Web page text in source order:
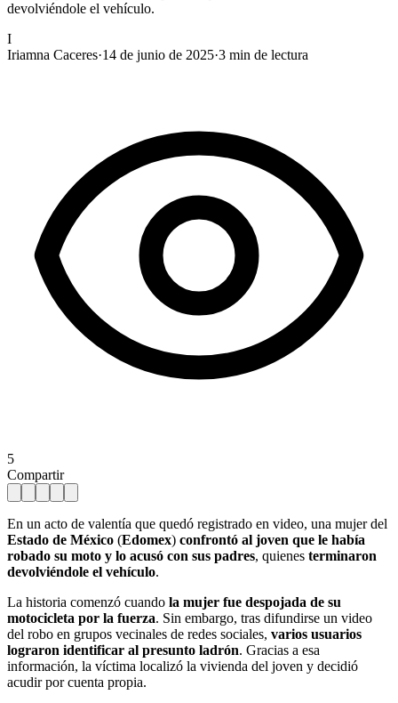
devolviéndole el vehículo.
I
Iriamna Caceres·14 de junio de 2025·3 min de lectura
5
Compartir
En un acto de valentía que quedó registrado en video, una mujer del
Estado de México (Edomex) confrontó al joven que le había
robado su moto y lo acusó con sus padres, quienes terminaron
devolviéndole el vehículo.
La historia comenzó cuando la mujer fue despojada de su
motocicleta por la fuerza. Sin embargo, tras difundirse un video
del robo en grupos vecinales de redes sociales, varios usuarios
lograron identificar al presunto ladrón. Gracias a esa
información, la víctima localizó la vivienda del joven y decidió
acudir por cuenta propia.